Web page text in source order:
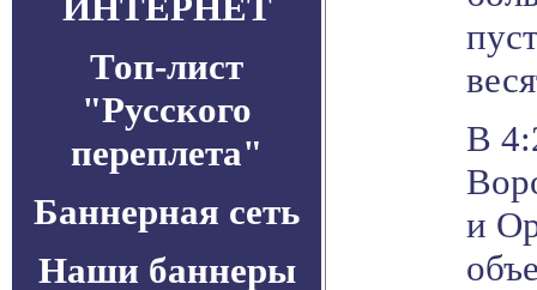
Топ-лист
"Русского
переплета"
Баннерная сеть
Наши баннеры
В
и